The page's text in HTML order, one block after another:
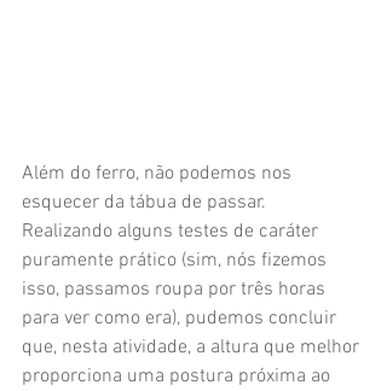
Além do ferro, não podemos nos
esquecer da tábua de passar.
Realizando alguns testes de caráter
puramente prático (sim, nós fizemos
isso, passamos roupa por três horas
para ver como era), pudemos concluir
que, nesta atividade, a altura que melhor
proporciona uma postura próxima ao